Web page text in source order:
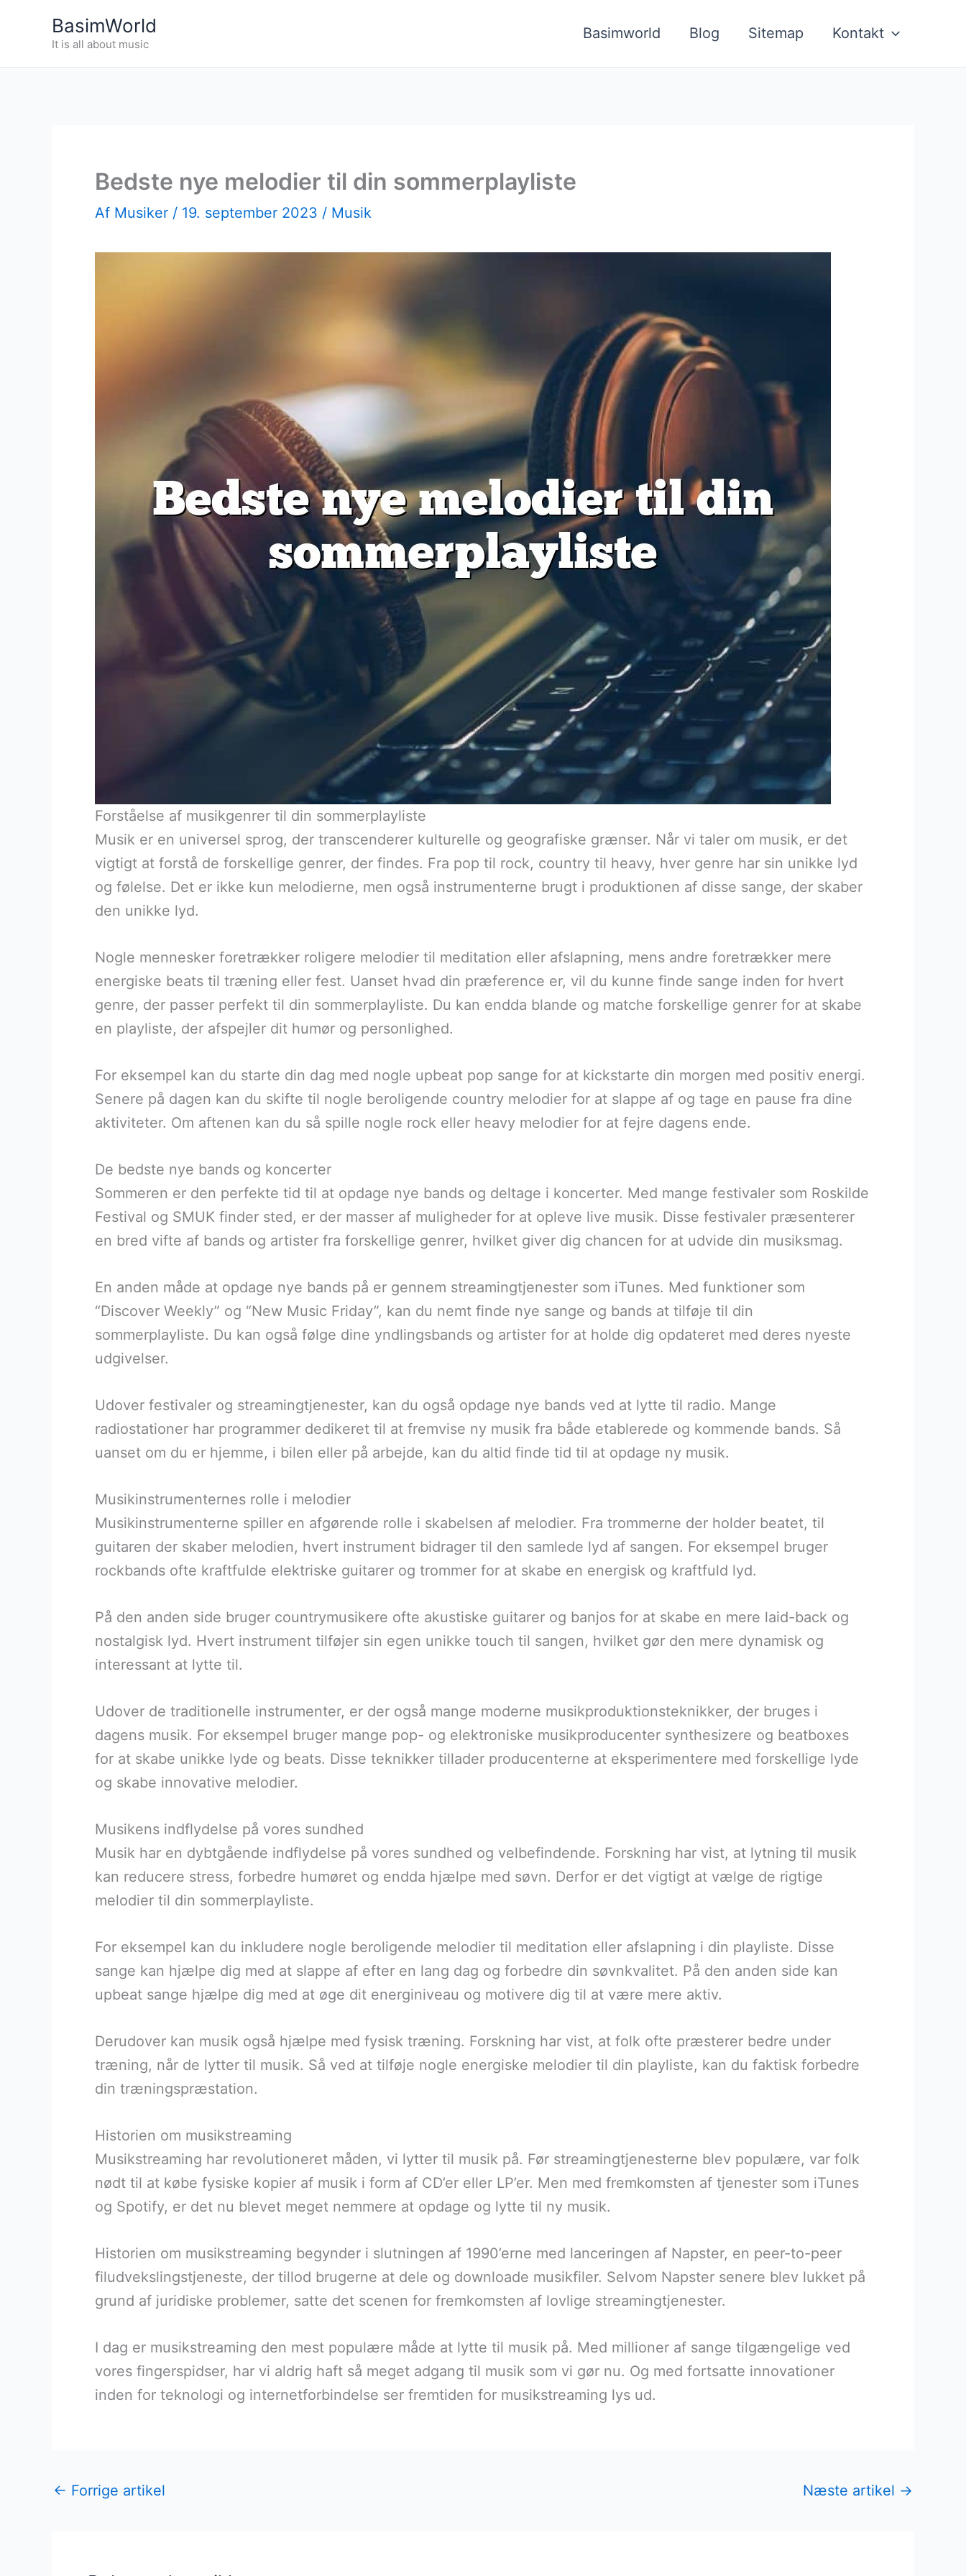
BasimWorld
It is all about music
Basimworld Blog Sitemap Kontakt
Bedste nye melodier til din sommerplayliste
Af Musiker / 19. september 2023 / Musik
Forståelse af musikgenrer til din sommerplayliste
Musik er en universel sprog, der transcenderer kulturelle og geografiske grænser. Når vi taler om musik, er det
vigtigt at forstå de forskellige genrer, der findes. Fra pop til rock, country til heavy, hver genre har sin unikke lyd
og følelse. Det er ikke kun melodierne, men også instrumenterne brugt i produktionen af disse sange, der skaber
den unikke lyd.
Nogle mennesker foretrækker roligere melodier til meditation eller afslapning, mens andre foretrækker mere
energiske beats til træning eller fest. Uanset hvad din præference er, vil du kunne finde sange inden for hvert
genre, der passer perfekt til din sommerplayliste. Du kan endda blande og matche forskellige genrer for at skabe
en playliste, der afspejler dit humør og personlighed.
For eksempel kan du starte din dag med nogle upbeat pop sange for at kickstarte din morgen med positiv energi.
Senere på dagen kan du skifte til nogle beroligende country melodier for at slappe af og tage en pause fra dine
aktiviteter. Om aftenen kan du så spille nogle rock eller heavy melodier for at fejre dagens ende.
De bedste nye bands og koncerter
Sommeren er den perfekte tid til at opdage nye bands og deltage i koncerter. Med mange festivaler som Roskilde
Festival og SMUK finder sted, er der masser af muligheder for at opleve live musik. Disse festivaler præsenterer
en bred vifte af bands og artister fra forskellige genrer, hvilket giver dig chancen for at udvide din musiksmag.
En anden måde at opdage nye bands på er gennem streamingtjenester som iTunes. Med funktioner som
“Discover Weekly” og “New Music Friday”, kan du nemt finde nye sange og bands at tilføje til din
sommerplayliste. Du kan også følge dine yndlingsbands og artister for at holde dig opdateret med deres nyeste
udgivelser.
Udover festivaler og streamingtjenester, kan du også opdage nye bands ved at lytte til radio. Mange
radiostationer har programmer dedikeret til at fremvise ny musik fra både etablerede og kommende bands. Så
uanset om du er hjemme, i bilen eller på arbejde, kan du altid finde tid til at opdage ny musik.
Musikinstrumenternes rolle i melodier
Musikinstrumenterne spiller en afgørende rolle i skabelsen af melodier. Fra trommerne der holder beatet, til
guitaren der skaber melodien, hvert instrument bidrager til den samlede lyd af sangen. For eksempel bruger
rockbands ofte kraftfulde elektriske guitarer og trommer for at skabe en energisk og kraftfuld lyd.
På den anden side bruger countrymusikere ofte akustiske guitarer og banjos for at skabe en mere laid-back og
nostalgisk lyd. Hvert instrument tilføjer sin egen unikke touch til sangen, hvilket gør den mere dynamisk og
interessant at lytte til.
Udover de traditionelle instrumenter, er der også mange moderne musikproduktionsteknikker, der bruges i
dagens musik. For eksempel bruger mange pop- og elektroniske musikproducenter synthesizere og beatboxes
for at skabe unikke lyde og beats. Disse teknikker tillader producenterne at eksperimentere med forskellige lyde
og skabe innovative melodier.
Musikens indflydelse på vores sundhed
Musik har en dybtgående indflydelse på vores sundhed og velbefindende. Forskning har vist, at lytning til musik
kan reducere stress, forbedre humøret og endda hjælpe med søvn. Derfor er det vigtigt at vælge de rigtige
melodier til din sommerplayliste.
For eksempel kan du inkludere nogle beroligende melodier til meditation eller afslapning i din playliste. Disse
sange kan hjælpe dig med at slappe af efter en lang dag og forbedre din søvnkvalitet. På den anden side kan
upbeat sange hjælpe dig med at øge dit energiniveau og motivere dig til at være mere aktiv.
Derudover kan musik også hjælpe med fysisk træning. Forskning har vist, at folk ofte præsterer bedre under
træning, når de lytter til musik. Så ved at tilføje nogle energiske melodier til din playliste, kan du faktisk forbedre
din træningspræstation.
Historien om musikstreaming
Musikstreaming har revolutioneret måden, vi lytter til musik på. Før streamingtjenesterne blev populære, var folk
nødt til at købe fysiske kopier af musik i form af CD’er eller LP’er. Men med fremkomsten af tjenester som iTunes
og Spotify, er det nu blevet meget nemmere at opdage og lytte til ny musik.
Historien om musikstreaming begynder i slutningen af 1990’erne med lanceringen af Napster, en peer-to-peer
filudvekslingstjeneste, der tillod brugerne at dele og downloade musikfiler. Selvom Napster senere blev lukket på
grund af juridiske problemer, satte det scenen for fremkomsten af lovlige streamingtjenester.
I dag er musikstreaming den mest populære måde at lytte til musik på. Med millioner af sange tilgængelige ved
vores fingerspidser, har vi aldrig haft så meget adgang til musik som vi gør nu. Og med fortsatte innovationer
inden for teknologi og internetforbindelse ser fremtiden for musikstreaming lys ud.
← Forrige artikel Næste artikel →